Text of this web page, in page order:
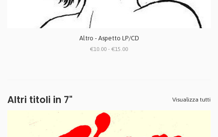
Altro - Aspetto LP/CD
€10.00 - €15.00
Altri titoli in 7" Visualizza tutti